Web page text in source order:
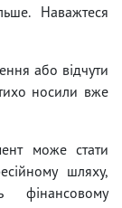
Наважтеся
або відчути
носили вже
може стати
шляху,
фінансовому